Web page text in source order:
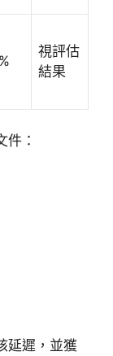
視評估
結果
：
延遲，並獲